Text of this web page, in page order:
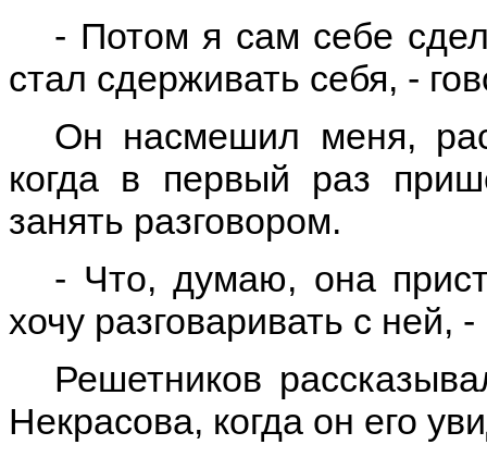
- Потом я сам себе
стал сдерживать себя, -
Он насмешил меня,
когда в первый раз
занять разговором.
- Что, думаю, она
хочу разговаривать с ней,
Решетников
Некрасова, когда он его